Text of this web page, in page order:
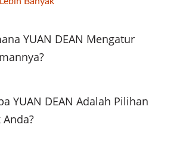
YUAN DEAN Mengatur
YUAN DEAN Adalah Pilihan